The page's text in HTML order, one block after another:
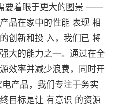
要着眼于更大的图景 ——
品在家中的性能 表现 相
创新和投 入，我们已 将
大的能力之一。通过在全
效率并减少浪费，同时开
产品，我们专注于务实
目标是让 有意识 的资源